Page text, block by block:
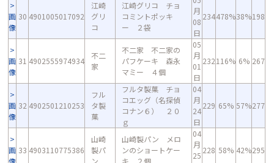
画
像
30 4901005017092
江崎
グリ
コ
江崎グリコ チョ
コミントポッキ
ー ２袋
月
08
日
234478%38%198
画
像
31 4902555974934
不二
家
不二家 不二家の
パフケーキ 森永
マミー ４個
05
月
01
日
232116% 6% 267
画
像
32 4902501210253
フル
タ製
菓
フルタ製菓 チョ
コエッグ（名探偵
コナン６） ２０
ｇ
04
月
24
日
229 65% 57%277
画
像
33 4903110775386
山崎
製パ
ン
山崎製パン メロ
ンのショートケー
キ ２個
04
月
25
228 58% 42%295